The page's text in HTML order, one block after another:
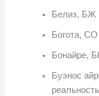
Белиз, БЖ
Богота, СО
Бонайре,
Буэнос
реальность